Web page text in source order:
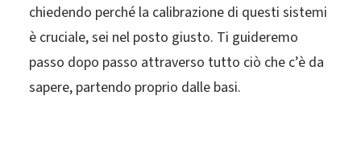
chiedendo perché la calibrazione di questi sistemi
è cruciale, sei nel posto giusto. Ti guideremo
passo dopo passo attraverso tutto ciò che c’è da
sapere, partendo proprio dalle basi.